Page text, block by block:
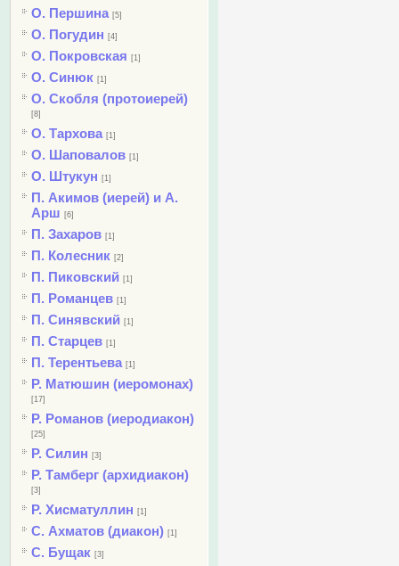
О. Першина [5]
О. Погудин [4]
О. Покровская [1]
О. Синюк [1]
О. Скобля (протоиерей)
[8]
О. Тархова [1]
О. Шаповалов [1]
О. Штукун [1]
П. Акимов (иерей) и А.
Арш [6]
П. Захаров [1]
П. Колесник [2]
П. Пиковский [1]
П. Романцев [1]
П. Синявский [1]
П. Старцев [1]
П. Терентьева [1]
Р. Матюшин (иеромонах)
[17]
Р. Романов (иеродиакон)
[25]
Р. Силин [3]
Р. Тамберг (архидиакон)
[3]
Р. Хисматуллин [1]
С. Ахматов (диакон) [1]
С. Бущак [3]